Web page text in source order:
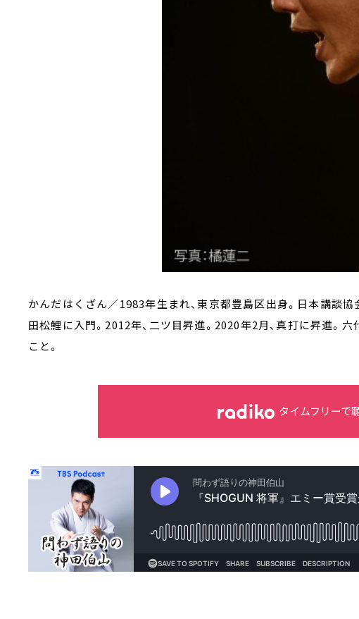
かんだはくざん／1983年生まれ、東京都豊島区出身。日本講談協
田松鯉に入門。2012年、二ツ目昇進。2020年2月、真打に昇進。
こと。
タイムフリーで